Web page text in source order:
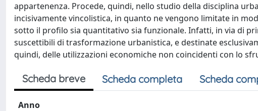
appartenenza. Procede, quindi, nello studio della disciplina
incisivamente vincolistica, in quanto ne vengono limitate in
sotto il profilo sia quantitativo sia funzionale. Infatti, in via di
suscettibili di trasformazione urbanistica, e destinate
quindi, delle utilizzazioni economiche non coincidenti con lo
Scheda breve Scheda completa Scheda
Anno